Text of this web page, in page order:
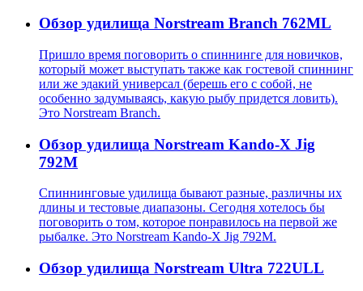
Обзор удилища Norstream Branch 762ML
Пришло время поговорить о спиннинге для новичков,
который может выступать также как гостевой спиннинг
или же эдакий универсал (берешь его с собой, не
особенно задумываясь, какую рыбу придется ловить).
Это Norstream Branch.
Обзор удилища Norstream Kando-X Jig
792M
Спиннинговые удилища бывают разные, различны их
длины и тестовые диапазоны. Сегодня хотелось бы
поговорить о том, которое понравилось на первой же
рыбалке. Это Norstream Kando-X Jig 792M.
Обзор удилища Norstream Ultra 722ULL